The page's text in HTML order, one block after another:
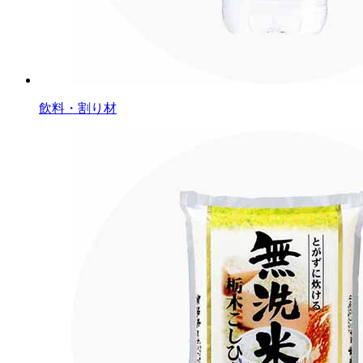
飲料・割り材